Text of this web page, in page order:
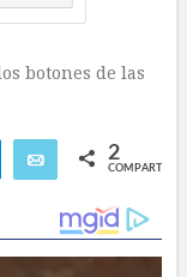
botones de las
Telegram Email 2
COMPARTIR